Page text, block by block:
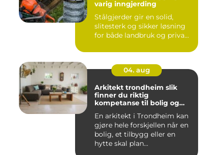
varig inngjerding
Stålgjerder gir en solid,
slitesterk og sikker løsning
for både landbruk og priva...
04. aug
Arkitekt trondheim slik
finner du riktig
kompetanse til bolig og
En arkitekt i Trondheim kan
gjøre hele forskjellen når en
bolig, et tilbygg eller en
hytte skal plan...